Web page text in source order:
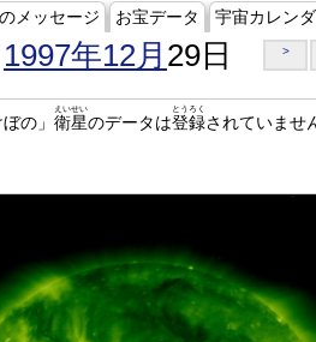
メッセージ お宝データ 宇宙カレン
1997年12月 29日 >
の」 衛星
えいせい
のデータは登録
とうろく
されていませ